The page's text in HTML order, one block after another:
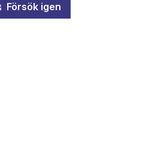
Försök igen